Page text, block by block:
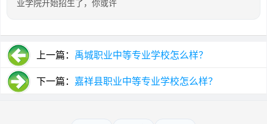
业学院开始招生了，你或许
上一篇： 禹城职业中等专业学校怎么样？
下一篇： 嘉祥县职业中等专业学校怎么样？